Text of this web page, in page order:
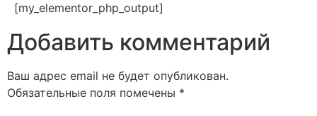
[my_elementor_php_output]
Добавить комментарий
Ваш адрес email не будет опубликован.
Обязательные поля помечены *